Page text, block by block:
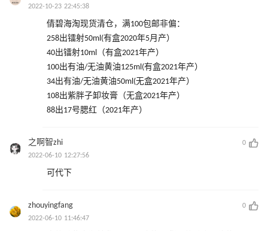
2022-10-23 22:45:38
倩碧海淘现货清仓，满100包邮非偏：
258出镭射50ml(有盒2020年5月产）
40出镭射10ml（有盒2021年产）
100出有油/无油黄油125ml(有盒2021年产）
34出有油/无油黄油50ml(无盒2021年产）
108出紫胖子卸妆膏（无盒2021年产）
88出17号腮红（2021年产）
之啊智zhi
0
2022-06-10 12:27:56
可代下
zhouyingfang
0
2022-06-10 11:46:47